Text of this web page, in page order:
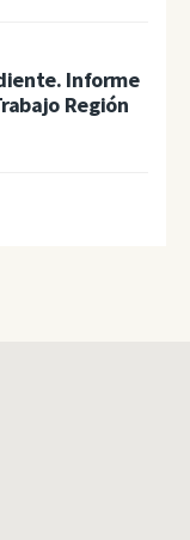
Informe
Región